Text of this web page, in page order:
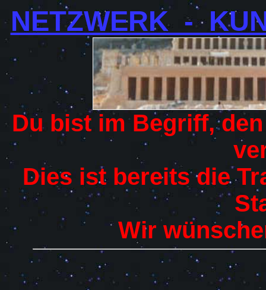
NETZWERK -
Du bist im Begriff,
Dies ist bereits die
Wir